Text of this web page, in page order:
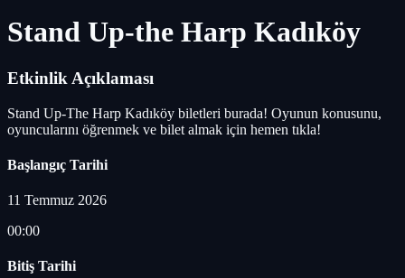
Stand Up-the Harp Kadıköy
Etkinlik Açıklaması
Stand Up-The Harp Kadıköy biletleri burada! Oyunun konusunu,
oyuncularını öğrenmek ve bilet almak için hemen tıkla!
Başlangıç Tarihi
11 Temmuz 2026
00:00
Bitiş Tarihi